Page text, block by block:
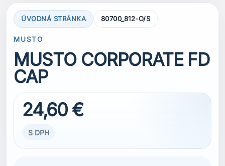
ÚVODNÁ STRÁNKA 80700_812-O/S
MUSTO
MUSTO CORPORATE FD
CAP
24,60 €
S DPH